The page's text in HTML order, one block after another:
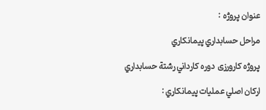
عنوان پروژه :
مراحل حسابداري پيمانكاري
پروژه کارورزی دوره كارداني رشتة حسابداري
اركان اصلي عمليات پيمانكاري :